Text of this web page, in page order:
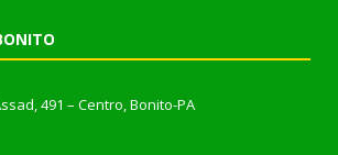
491 – Centro, Bonito-PA